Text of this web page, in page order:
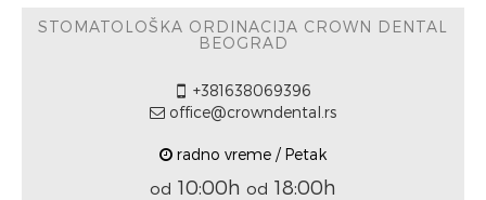
STOMATOLOŠKA ORDINACIJA CROWN DENTAL
BEOGRAD
+381638069396
office@crowndental.rs
radno vreme / Petak
od 10:00h od 18:00h